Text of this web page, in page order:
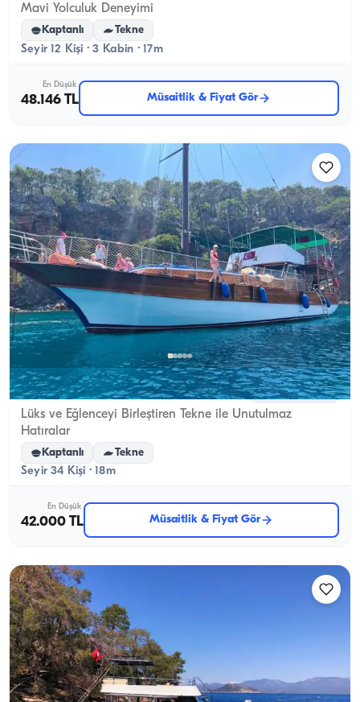
Mavi Yolculuk Deneyimi
Kaptanlı Tekne
Seyir 12 Kişi · 3 Kabin · 17m
En Düşük
48.146 TL Müsaitlik & Fiyat Gör
Kemer, Antalya 5.0(1 yorum)
Lüks ve Eğlenceyi Birleştiren Tekne ile Unutulmaz
Hatıralar
Kaptanlı Tekne
Seyir 34 Kişi · 18m
En Düşük
42.000 TL Müsaitlik & Fiyat Gör